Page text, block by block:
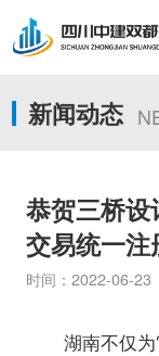
新闻动态
恭贺三桥
交易统一注
时间：2022-
湖南不仅为“